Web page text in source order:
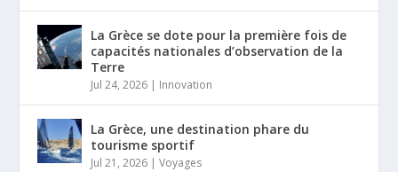
La Grèce se dote pour la première fois de
capacités nationales d’observation de la
Terre
Jul 24, 2026 | Innovation
La Grèce, une destination phare du
tourisme sportif
Jul 21, 2026 |Voyages